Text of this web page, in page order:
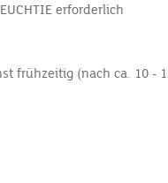
erforderlich
frühzeitig (nach ca. 10 -